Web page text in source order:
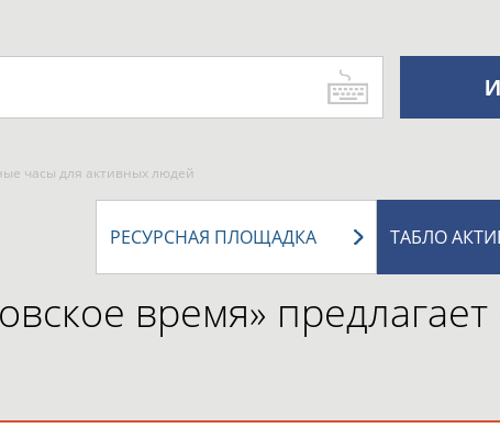
часы для активных людей
ТАБЛО
РЕСУРСНАЯ ПЛОЩАДКА
время»